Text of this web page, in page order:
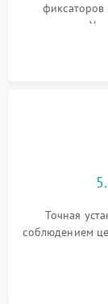
поправок.
Точная
соблюдением
нанесение
и